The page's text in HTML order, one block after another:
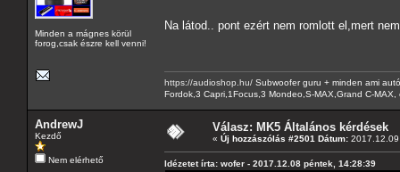
Minden a mágnes körül
forog,csak észre kell venni!
Na látod.. pont ezért nem romlott el,mert
https://audioshop.hu/ Subwoofer guru + minden ami
Fordok,3 Capri,1Focus,3 Mondeo,S-MAX,Grand C-
AndrewJ
Kezdő
Nem elérhető
Válasz: MK5 Általános kérdések
« Új hozzászólás #2501 Dátum:
Idézetet írta: wofer - 2017.12.08 péntek, 14:28:39